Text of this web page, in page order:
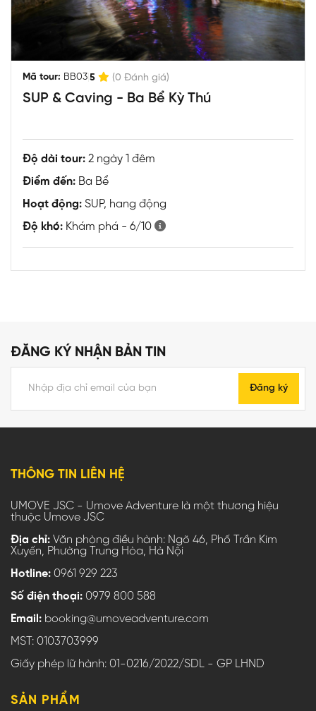
Mã tour: BB03 5 (0 Đánh giá)
SUP & Caving - Ba Bể Kỳ Thú
Độ dài tour: 2 ngày 1 đêm
Điểm đến: Ba Bể
Hoạt động: SUP, hang động
Độ khó: Khám phá - 6/10
ĐĂNG KÝ NHẬN BẢN TIN
Đăng ký
THÔNG TIN LIÊN HỆ
UMOVE JSC - Umove Adventure là một thương hiệu
thuộc Umove JSC
Địa chỉ: Văn phòng điều hành: Ngõ 46, Phố Trần Kim
Xuyến, Phường Trung Hòa, Hà Nội
Hotline: 0961 929 223
Số điện thoại: 0979 800 588
Email: booking@umoveadventure.com
MST: 0103703999
Giấy phép lữ hành: 01-0216/2022/SDL - GP LHND
SẢN PHẨM